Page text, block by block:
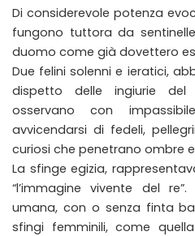
Di considerevole potenza
fungono tuttora da
duomo come già dovettero
Due felini solenni e ieratici,
dispetto delle ingiurie
osservano con
avvicendarsi di fedeli,
curiosi che penetrano ombre
La sfinge egizia,
“l’immagine vivente del
umana, con o senza finta
sfingi femminili, come